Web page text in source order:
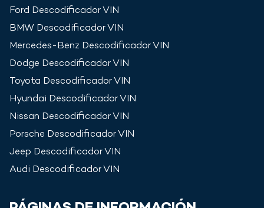
Ford Descodificador VIN
BMW Descodificador VIN
Mercedes-Benz Descodificador VIN
Dodge Descodificador VIN
Toyota Descodificador VIN
Hyundai Descodificador VIN
Nissan Descodificador VIN
Porsche Descodificador VIN
Jeep Descodificador VIN
Audi Descodificador VIN